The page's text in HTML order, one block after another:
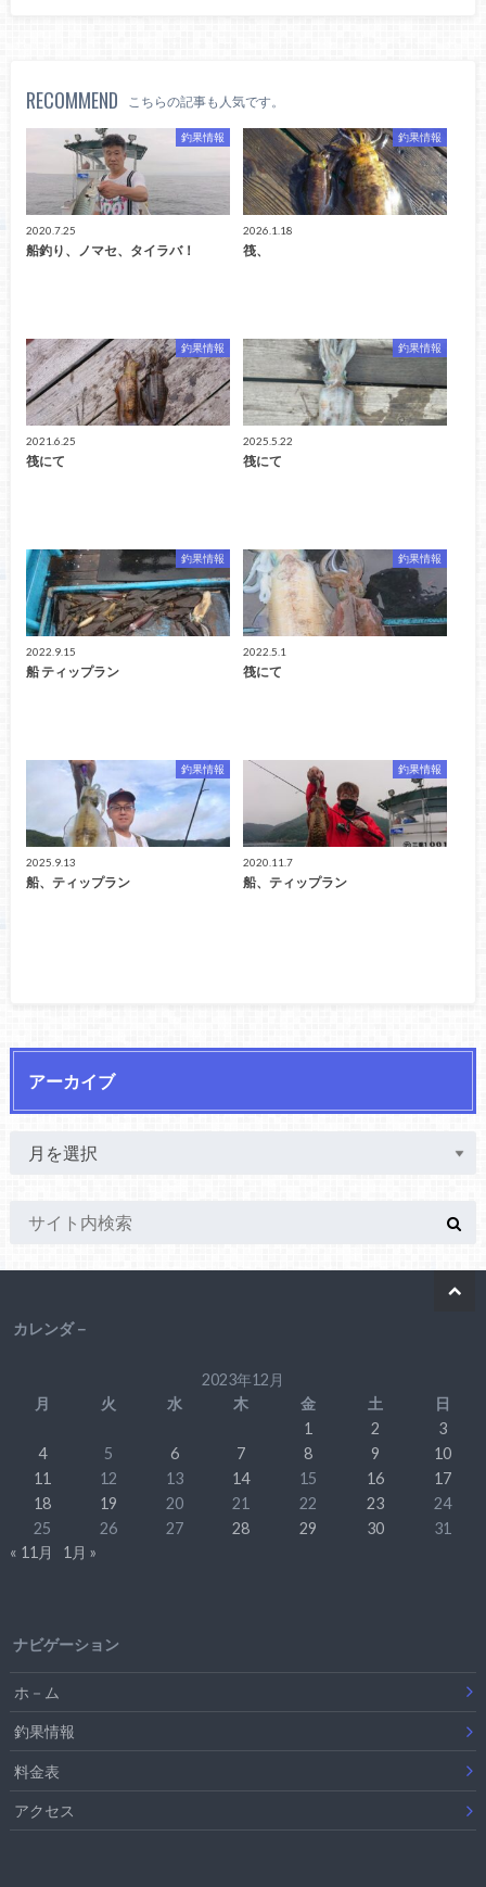
RECOMMEND こちらの記事も人気です。
釣果情報
2020.7.25
船釣り、ノマセ、タイラバ！
釣果情報
2026.1.18
筏、
釣果情報
2021.6.25
筏にて
釣果情報
2025.5.22
筏にて
釣果情報
2022.9.15
船 ティップラン
釣果情報
2022.5.1
筏にて
釣果情報
2025.9.13
船、ティップラン
釣果情報
2020.11.7
船、ティップラン
アーカイブ
カレンダ－
2023年12月
月
火 水 木 金 土
日
1
2
3
4
5 6 7 8 9
10
11
12 13 14 15 16
17
18
19 20 21 22 23
24
25
26 27 28 29 30
31
« 11月
1月 »
ナビゲーション
ホ－ム
釣果情報
料金表
アクセス